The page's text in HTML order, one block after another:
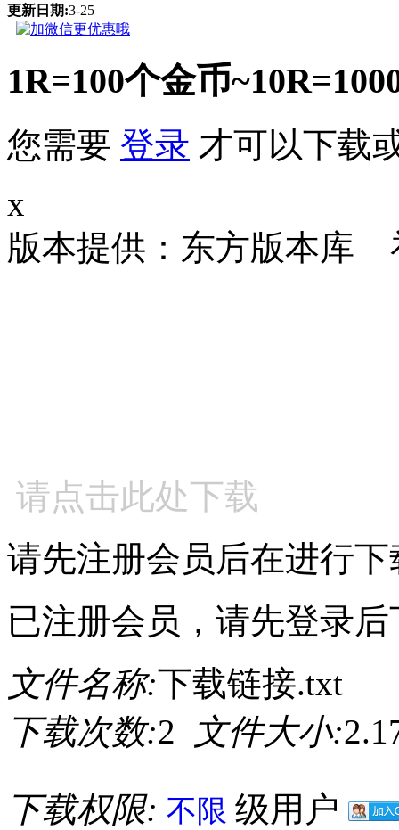
更新日期:3-25
1R=100个金币
您需要 登录 才可以下载
x
版本提供：东方版本库
请点击此处下载
请先注册会员后在进行下
已注册会员，请先登录后
文件名称:下载链接.txt
下载次数:2 文件大小:
下载权限: 不限 级用户